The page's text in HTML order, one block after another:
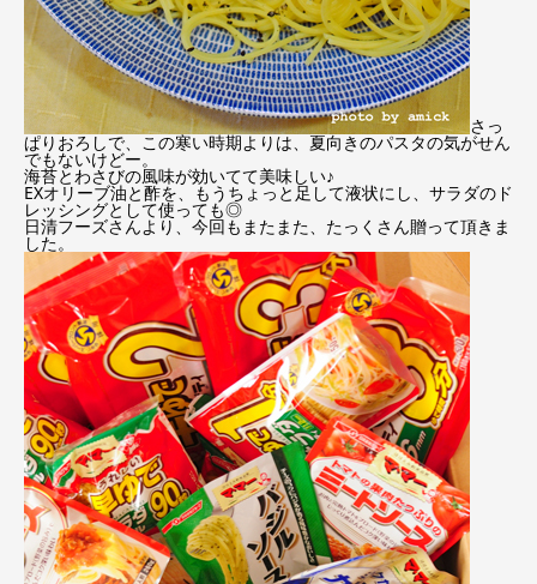
さっ
ぱりおろしで、この寒い時期よりは、夏向きのパスタの気がせん
でもないけどー。
海苔とわさびの風味が効いてて美味しい♪
EXオリーブ油と酢を、もうちょっと足して液状にし、サラダのド
レッシングとして使っても◎
日清フーズさんより、今回もまたまた、たっくさん贈って頂きま
した。